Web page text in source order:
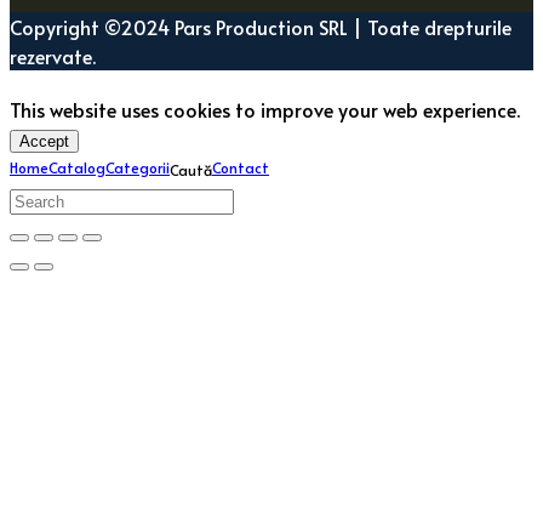
Copyright ©2024 Pars Production SRL | Toate drepturile
rezervate.
This website uses cookies to improve your web experience.
Accept
HomeCatalogCategoriiCautăContact